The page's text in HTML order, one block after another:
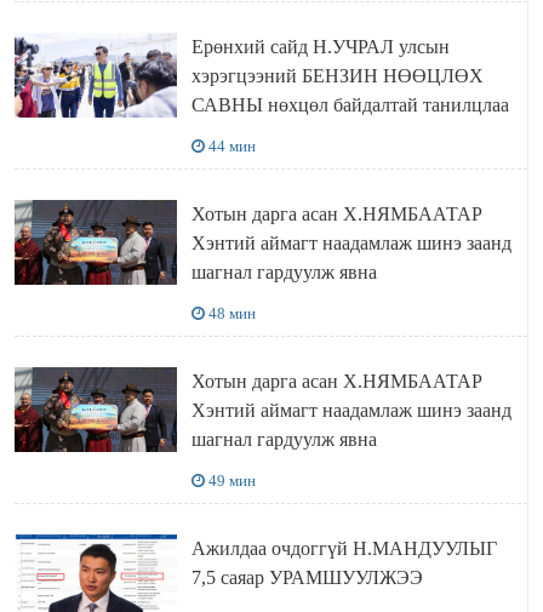
Ерөнхий сайд Н.УЧРАЛ улсын
хэрэгцээний БЕНЗИН НӨӨЦЛӨХ
САВНЫ нөхцөл байдалтай танилцлаа
44 мин
Хотын дарга асан Х.НЯМБААТАР
Хэнтий аймагт наадамлаж шинэ заанд
шагнал гардуулж явна
48 мин
Хотын дарга асан Х.НЯМБААТАР
Хэнтий аймагт наадамлаж шинэ заанд
шагнал гардуулж явна
49 мин
Ажилдаа очдоггүй Н.МАНДУУЛЫГ
7,5 саяар УРАМШУУЛЖЭЭ